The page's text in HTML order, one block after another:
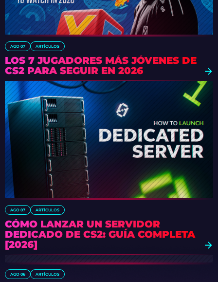
AGO 07 ARTÍCULOS
LOS 7 JUGADORES MÁS JÓVENES DE
CS2 PARA SEGUIR EN 2026
AGO 07 ARTÍCULOS
CÓMO LANZAR UN SERVIDOR
DEDICADO DE CS2: GUÍA COMPLETA
[2026]
AGO 06 ARTÍCULOS